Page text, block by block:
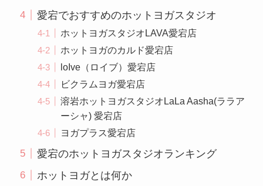
愛宕でおすすめのホットヨガスタジオ
ホットヨガスタジオLAVA愛宕店
ホットヨガのカルド愛宕店
loIve（ロイブ）愛宕店
ビクラムヨガ愛宕店
溶岩ホットヨガスタジオLaLa Aasha(ララア
ーシャ) 愛宕店
ヨガプラス愛宕店
愛宕のホットヨガスタジオランキング
ホットヨガとは何か